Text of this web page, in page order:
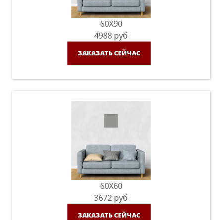
60X90
4988 руб
ЗАКАЗАТЬ СЕЙЧАС
60X60
3672 руб
ЗАКАЗАТЬ СЕЙЧАС